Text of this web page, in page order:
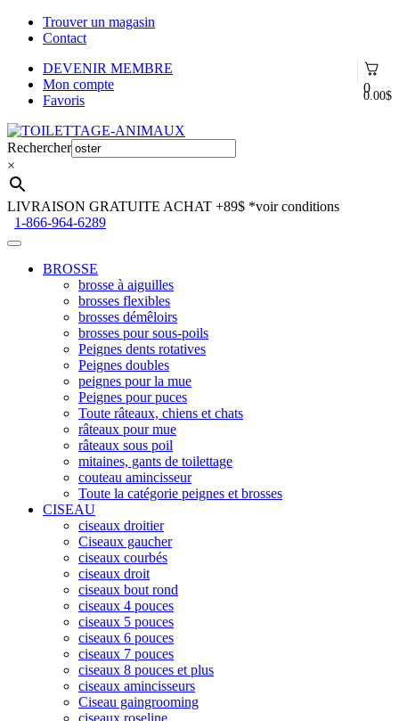
Trouver un magasin
Contact
0
0.00$
DEVENIR MEMBRE
Mon compte
Favoris
Aller
à
la
navigation
Aller
au
contenu
Rechercher
×
LIVRAISON GRATUITE ACHAT +89$ *voir conditions
1-866-964-6289
BROSSE
brosse à aiguilles
brosses flexibles
brosses démêloirs
brosses pour sous-poils
Peignes dents rotatives
Peignes doubles
peignes pour la mue
Peignes pour puces
Toute râteaux, chiens et chats
râteaux pour mue
râteaux sous poil
mitaines, gants de toilettage
couteau amincisseur
Toute la catégorie peignes et brosses
CISEAU
ciseaux droitier
Ciseaux gaucher
ciseaux courbés
ciseaux droit
ciseaux bout rond
ciseaux 4 pouces
ciseaux 5 pouces
ciseaux 6 pouces
ciseaux 7 pouces
ciseaux 8 pouces et plus
ciseaux amincisseurs
Ciseau gaingrooming
ciseaux roseline